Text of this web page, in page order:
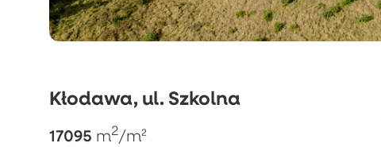
Kłodawa, ul. Szkolna
17095 m2/m²